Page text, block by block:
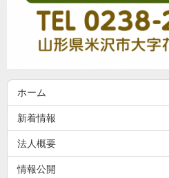
ホーム
新着情報
法人概要
情報公開